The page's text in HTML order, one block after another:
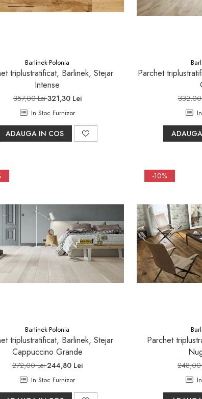
Barlinek-Polonia
triplustratificat, Barlinek, Stejar
Intense
357,00 Lei321,30 Lei
In Stoc Furnizor
ADAUGA IN COS
Parchet
Barlinek-Polonia
triplustratificat, Barlinek, Stejar
Cappuccino Grande
272,00 Lei244,80 Lei
In Stoc Furnizor
-10%
Parchet